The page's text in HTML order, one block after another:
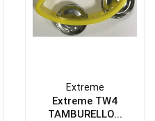
Extreme
Extreme TW4
TAMBURELLO...